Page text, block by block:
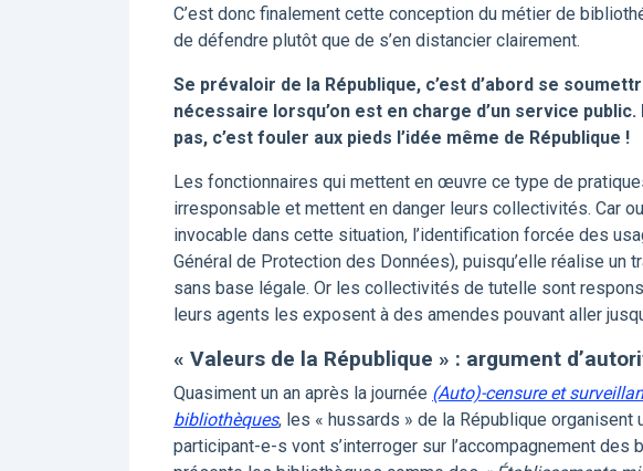
C’est donc finalement cette conception du métier de
de défendre plutôt que de s’en distancier clairement.
Se prévaloir de la République, c’est d’abord se
nécessaire lorsqu’on est en charge d’un service
pas, c’est fouler aux pieds l’idée même de République !
Les fonctionnaires qui mettent en œuvre ce type de
irresponsable et mettent en danger leurs collectivités. Car
invocable dans cette situation, l’identification forcée des
Général de Protection des Données), puisqu’elle réalise un
sans base légale. Or les collectivités de tutelle sont
leurs agents les exposent à des amendes pouvant aller
« Valeurs de la République » : argument
Quasiment un an après la journée (Auto)-censure et
bibliothèques, les « hussards » de la République
participant-e-s vont s’interroger sur l’accompagnement